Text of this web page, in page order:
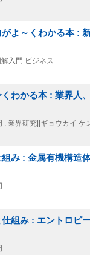
よ～くわかる本 :
入門 ビジネス
わかる本 : 業界人
. 業界研究||ギョウカイ ケ
み : 金属有機構造
組み : エントロピ